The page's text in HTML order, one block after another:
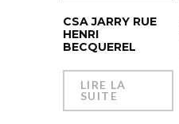
CSA JARRY RUE
HENRI
BECQUEREL
LIRE LA
SUITE